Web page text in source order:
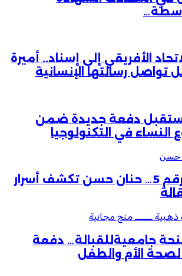
الأفريقي إلى إسناد.. أميرة
تواصل رسالتها الإنسانية
دفعة جديدة ضمن
النساء في التكنولوجيا
لغز الرقم 5… حنان حسن تكشف أسرار
منحة جامعيةللقبالة… دفعة
الأم والطفل